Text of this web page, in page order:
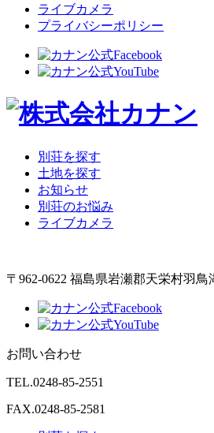
ライブカメラ
プライバシーポリシー
別荘を探す
土地を探す
お知らせ
別荘のお悩み
ライブカメラ
〒962-0622 福島県岩瀬郡天栄村羽鳥
お問い合わせ
TEL.0248-85-2551
FAX.0248-85-2581